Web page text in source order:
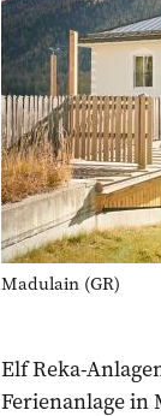
Madulain (GR)
Elf Reka-
Ferienanlage in